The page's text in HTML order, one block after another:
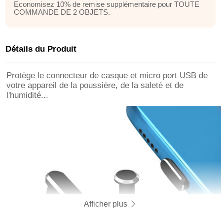
Economisez 10% de remise supplémentaire pour TOUTE
COMMANDE DE 2 OBJETS.
Détails du Produit
Protège le connecteur de casque et micro port USB de
votre appareil de la poussière, de la saleté et de
l'humidité...
Afficher plus